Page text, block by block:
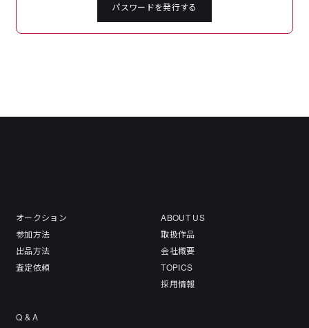
パスワードを発行する
オークション
参加方法
出品方法
査定依頼
ABOUT US
取扱作品
会社概要
TOPICS
採用情報
Q & A